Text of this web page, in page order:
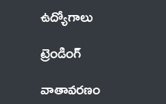
ఉద్యోగాలు
ట్రెండింగ్
వాతావరణం